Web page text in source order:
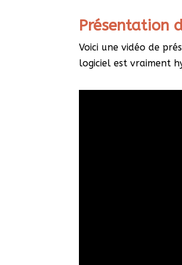
Présentation
Voici une vidéo de
logiciel est vraiment